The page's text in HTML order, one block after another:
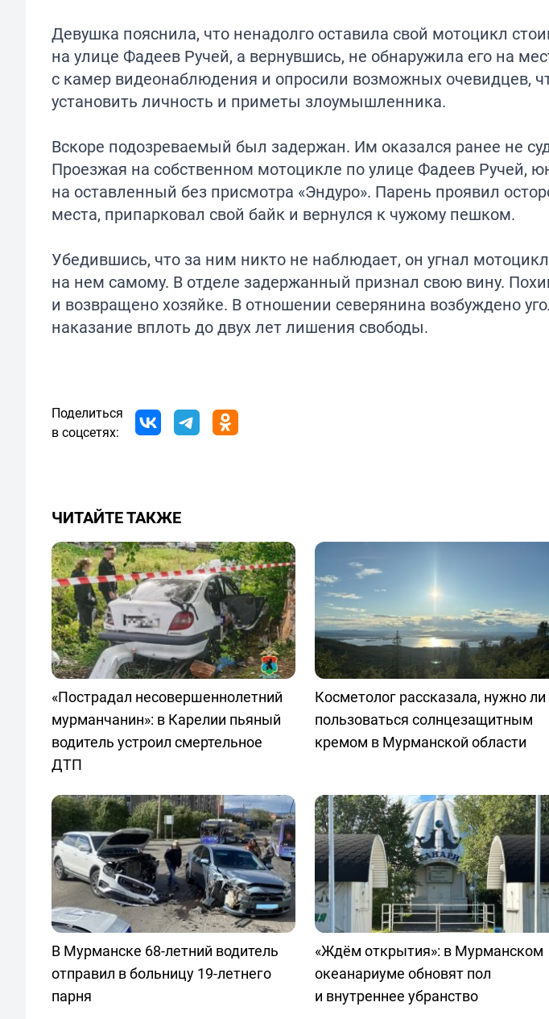
Девушка пояснила, что ненадолго оставила свой мотоцикл
на улице Фадеев Ручей, а вернувшись, не обнаружила его на
с камер видеонаблюдения и опросили возможных очевидцев,
установить личность и приметы злоумышленника.
Вскоре подозреваемый был задержан. Им оказался ранее не
Проезжая на собственном мотоцикле по улице Фадеев Ручей,
на оставленный без присмотра «Эндуро». Парень проявил
места, припарковал свой байк и вернулся к чужому пешком.
Убедившись, что за ним никто не наблюдает, он угнал
на нем самому. В отделе задержанный признал свою вину.
и возвращено хозяйке. В отношении северянина возбуждено
наказание вплоть до двух лет лишения свободы.
Поделиться
в соцсетях:
ЧИТАЙТЕ ТАКЖЕ
«Пострадал несовершеннолетний
мурманчанин»: в Карелии пьяный
водитель устроил смертельное
ДТП
Косметолог рассказала, нужно ли
пользоваться солнцезащитным
кремом в Мурманской области
В Мурманске 68-летний водитель
отправил в больницу 19-летнего
парня
«Ждём открытия»: в Мурманском
океанариуме обновят пол
и внутреннее убранство